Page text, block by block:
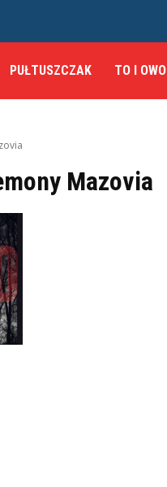
PUŁTUSZCZAK TO I OWO
Mazovia